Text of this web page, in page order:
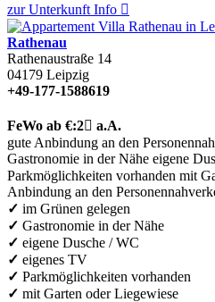
zur Unterkunft Info 
Rathenau
Rathenaustraße 14
04179 Leipzig
+49-177-1588619
FeWo ab €:2 a.A.
gute Anbindung an den
Gastronomie in der Nähe eigene
Parkmöglichkeiten vorhanden mit
Anbindung an den
✓ im Grünen gelegen
✓ Gastronomie in der Nähe
✓ eigene Dusche / WC
✓ eigenes TV
✓ Parkmöglichkeiten vorhanden
✓ mit Garten oder Liegewiese